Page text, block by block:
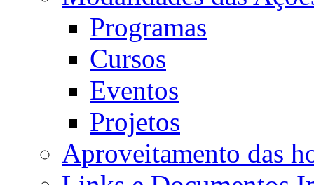
Programas
Cursos
Eventos
Projetos
Aproveitamento das